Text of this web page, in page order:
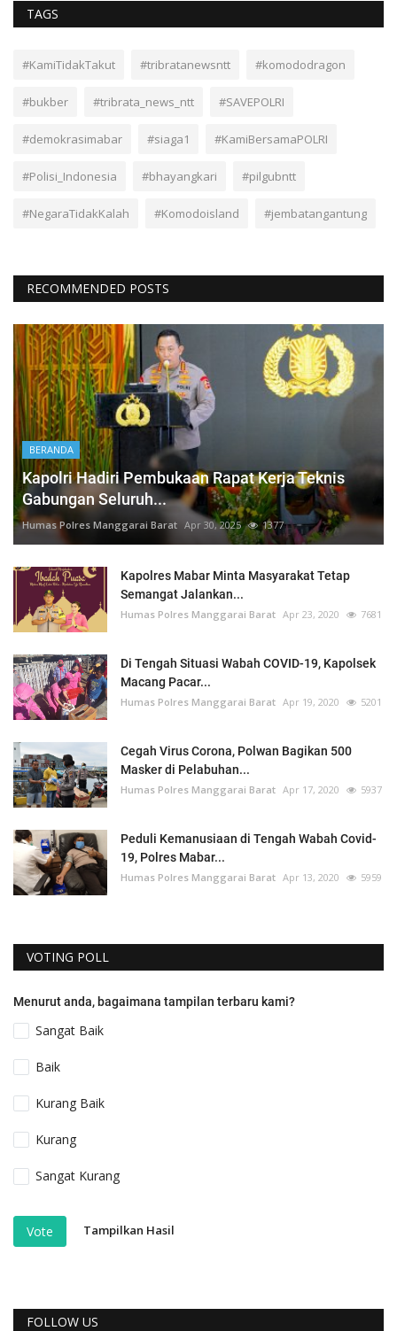
TAGS
#KamiTidakTakut #tribratanewsntt #komododragon
#bukber #tribrata_news_ntt #SAVEPOLRI
#demokrasimabar #siaga1 #KamiBersamaPOLRI
#Polisi_Indonesia #bhayangkari #pilgubntt
#NegaraTidakKalah #Komodoisland #jembatangantung
RECOMMENDED POSTS
BERANDA
Kapolri Hadiri Pembukaan Rapat Kerja Teknis
Gabungan Seluruh...
Humas Polres Manggarai Barat Apr 30, 2025 1377
Kapolres Mabar Minta Masyarakat Tetap
Semangat Jalankan...
Humas Polres Manggarai Barat Apr 23, 2020 7681
Di Tengah Situasi Wabah COVID-19, Kapolsek
Macang Pacar...
Humas Polres Manggarai Barat Apr 19, 2020 5201
Cegah Virus Corona, Polwan Bagikan 500
Masker di Pelabuhan...
Humas Polres Manggarai Barat Apr 17, 2020 5937
Peduli Kemanusiaan di Tengah Wabah Covid-
19, Polres Mabar...
Humas Polres Manggarai Barat Apr 13, 2020 5959
VOTING POLL
Menurut anda, bagaimana tampilan terbaru kami?
Sangat Baik
Baik
Kurang Baik
Kurang
Sangat Kurang
Vote Tampilkan Hasil
FOLLOW US